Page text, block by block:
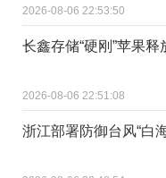
2026-08-06 22:53:50
长鑫存储“硬刚”苹果
2026-08-06 22:51:08
浙江部署防御台风“白